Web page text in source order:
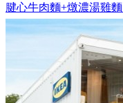
腱心牛肉麵+燉濃湯雞